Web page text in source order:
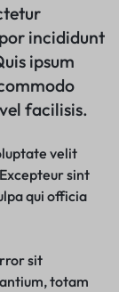
incididunt
ipsum
facilisis.
velit
sint
qui officia
sit
totam